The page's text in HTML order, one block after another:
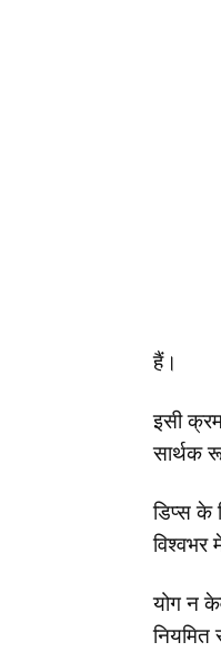
हैं।
इसी क्रम
सार्थक
डिप्स के
विश्वभर
योग न
नियमित